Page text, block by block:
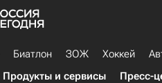
Биатлон ЗОЖ Хоккей
Продукты и сервисы Пресс-